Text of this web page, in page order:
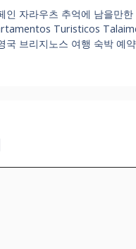
인 자라우츠 추억에 남을만
Turisticos
국 브리지노스 여행 숙박 예